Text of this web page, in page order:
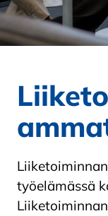
työelämässä